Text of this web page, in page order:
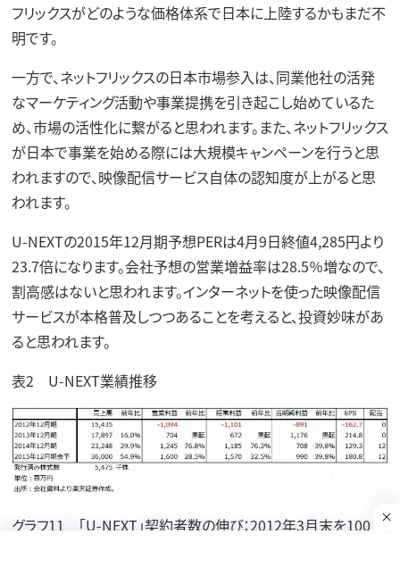
フリックスがどのような価格体系で日本に上陸するかもまだ不
明です。
一方で、ネットフリックスの日本市場参入は、同業他社の活発
なマーケティング活動や事業提携を引き起こし始めているた
め、市場の活性化に繋がると思われます。また、ネットフリックス
が日本で事業を始める際には大規模キャンペーンを行うと思
われますので、映像配信サービス自体の認知度が上がると思
われます。
U-NEXTの2015年12月期予想PERは4月9日終値4,285円より
23.7倍になります。会社予想の営業増益率は28.5％増なので、
割高感はないと思われます。インターネットを使った映像配信
サービスが本格普及しつつあることを考えると、投資妙味があ
ると思われます。
表2 U-NEXT業績推移
グラフ11 「U-NEXT」契約者数の伸び：2012年3月末を100と